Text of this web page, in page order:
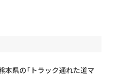
本県の「トラック通れた道マ